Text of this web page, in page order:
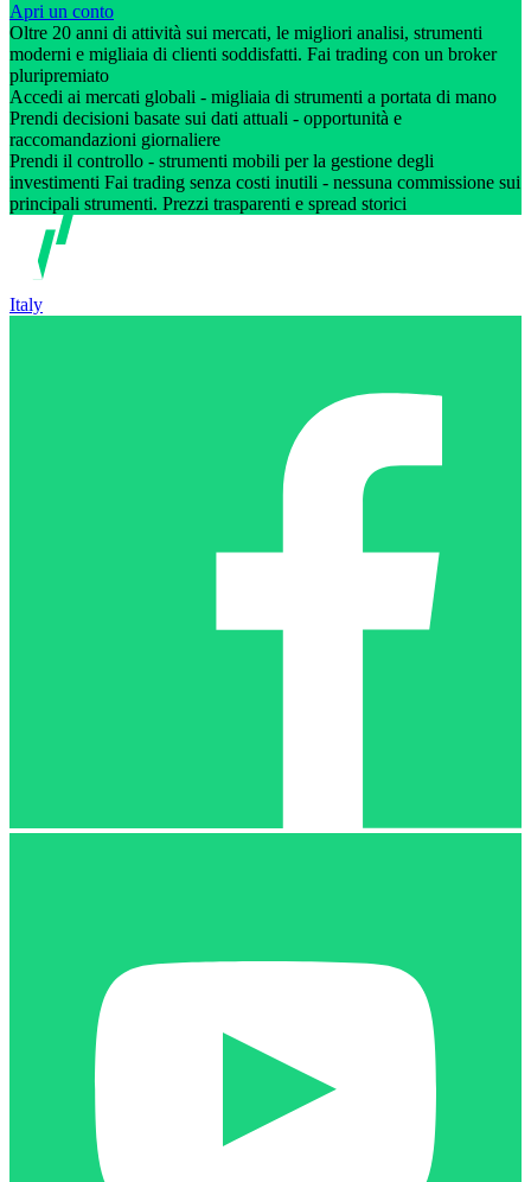
Apri un conto
Oltre 20 anni di attività sui mercati, le migliori analisi, strumenti
moderni e migliaia di clienti soddisfatti. Fai trading con un broker
pluripremiato
Accedi ai mercati globali - migliaia di strumenti a portata di mano
Prendi decisioni basate sui dati attuali - opportunità e
raccomandazioni giornaliere
Prendi il controllo - strumenti mobili per la gestione degli
investimenti Fai trading senza costi inutili - nessuna commissione sui
principali strumenti. Prezzi trasparenti e spread storici
Italy